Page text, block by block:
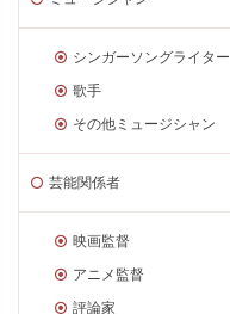
シンガーソングライター
歌手
その他ミュージシャン
芸能関係者
映画監督
アニメ監督
評論家